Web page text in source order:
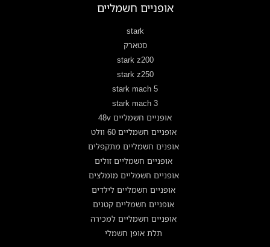
אופניים חשמליים
stark
סטארק
stark z200
stark z250
stark mach 5
stark mach 3
אופניים חשמליים 48v
אופניים חשמליים 60 וולט
אופנים חשמליים מתקפלים
אופניים חשמליים זולים
אופניים חשמליים מומלצים
אופניים חשמליים לילדים
אופניים חשמליים קטנים
אופניים חשמליים למכירה
תלת אופן חשמלי